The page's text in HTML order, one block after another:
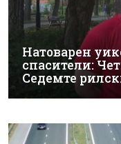
Натоварен
спасители:
Седемте